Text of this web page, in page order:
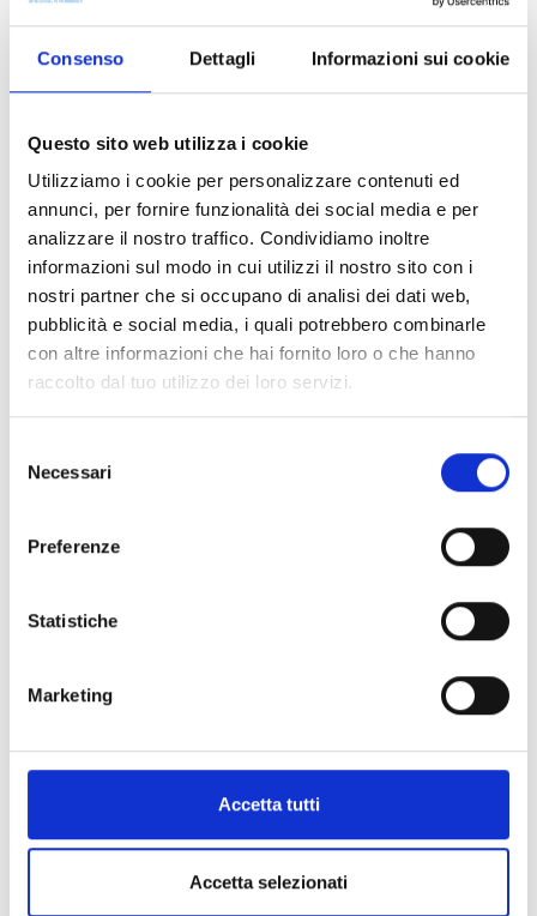
Consenso Dettagli Informazioni sui cookie
Questo sito web utilizza i cookie
Utilizziamo i cookie per personalizzare contenuti ed
annunci, per fornire funzionalità dei social media e per
analizzare il nostro traffico. Condividiamo inoltre
informazioni sul modo in cui utilizzi il nostro sito con i
nostri partner che si occupano di analisi dei dati web,
pubblicità e social media, i quali potrebbero combinarle
con altre informazioni che hai fornito loro o che hanno
raccolto dal tuo utilizzo dei loro servizi.
delNecessari
Preferenze
Statistiche
Marketing
Accetta tutti
Accetta selezionati
ORE 17:00 OCEANIA 2
liveticket.it
Tanti auguri di Buone Feste e buona visione!
Indirizzo
Social